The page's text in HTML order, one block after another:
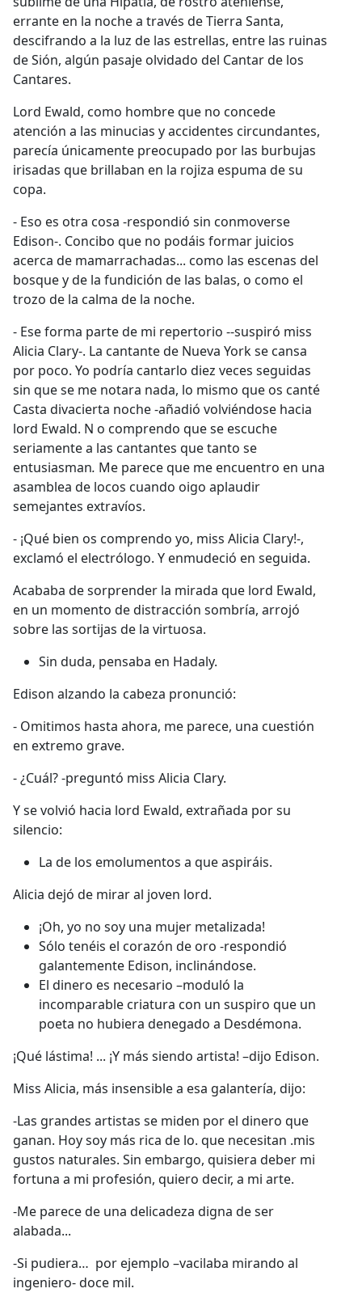
errante en la noche a través de Tierra Santa,
descifrando a la luz de las estrellas, entre las ruinas
de Sión, algún pasaje olvidado del Cantar de los
Cantares.
Lord Ewald, como hombre que no concede
atención a las minucias y accidentes circundantes,
parecía únicamente preocupado por las burbujas
irisadas que brillaban en la rojiza espuma de su
copa.
- Eso es otra cosa -respondió sin conmoverse
Edison-. Concibo que no podáis formar juicios
acerca de mamarrachadas... como las escenas del
bosque y de la fundición de las balas, o como el
trozo de la calma de la noche.
- Ese forma parte de mi repertorio --suspiró miss
Alicia Clary-. La cantante de Nueva York se cansa
por poco. Yo podría cantarlo diez veces seguidas
sin que se me notara nada, lo mismo que os canté
Casta divacierta noche -añadió volviéndose hacia
lord Ewald. N o comprendo que se escuche
seriamente a las cantantes que tanto se
entusiasman. Me parece que me encuentro en una
asamblea de locos cuando oigo aplaudir
semejantes extravíos.
- ¡Qué bien os comprendo yo, miss Alicia Clary!-,
exclamó el electrólogo. Y enmudeció en seguida.
Acababa de sorprender la mirada que lord Ewald,
en un momento de distracción sombría, arrojó
sobre las sortijas de la virtuosa.
Sin duda, pensaba en Hadaly.
Edison alzando la cabeza pronunció:
- Omitimos hasta ahora, me parece, una cuestión
en extremo grave.
- ¿Cuál? -preguntó miss Alicia Clary.
Y se volvió hacia lord Ewald, extrañada por su
silencio:
La de los emolumentos a que aspiráis.
Alicia dejó de mirar al joven lord.
¡Oh, yo no soy una mujer metalizada!
Sólo tenéis el corazón de oro -respondió
galantemente Edison, inclinándose.
El dinero es necesario –moduló la
incomparable criatura con un suspiro que un
poeta no hubiera denegado a Desdémona.
¡Qué lástima! ... ¡Y más siendo artista! –dijo Edison.
Miss Alicia, más insensible a esa galantería, dijo:
-Las grandes artistas se miden por el dinero que
ganan. Hoy soy más rica de lo. que necesitan .mis
gustos naturales. Sin embargo, quisiera deber mi
fortuna a mi profesión, quiero decir, a mi arte.
-Me parece de una delicadeza digna de ser
alabada...
-Si pudiera… por ejemplo –vacilaba mirando al
ingeniero- doce mil.